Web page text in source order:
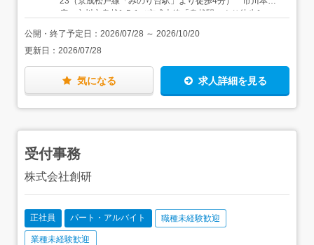
仕事ができるように個人用のPC貸与などもあり、少しずつ
残業時間が減ってきている様子も。働き方改革も進み、
2024年より固定残業時間が45時間→30時間に、年間休日
数は120日以上になりました！
店：市川市鬼越1-5-1（京成本線「鬼越駅」より徒歩1
舗での増員募集です
公開・終了予定日： 2026/07/28 ～ 2026/10/20
更新日： 2026/07/28
気になる 求人詳細を見る
受付事務
株式会社創研
正社員 パート・アルバイト 職種未経験歓迎
業種未経験歓迎